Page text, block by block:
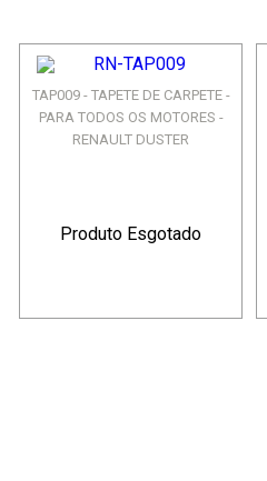
TAP009 - TAPETE DE CARPETE -
PARA TODOS OS MOTORES -
RENAULT DUSTER
Produto Esgotado